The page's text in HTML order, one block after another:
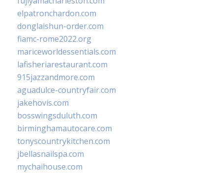
elpatronchardon.com
donglaishun-order.com
fiamc-rome2022.org
mariceworldessentials.com
lafisheriarestaurant.com
915jazzandmore.com
aguadulce-countryfair.com
jakehovis.com
bosswingsduluth.com
birminghamautocare.com
tonyscountrykitchen.com
jbellasnailspa.com
mychaihouse.com